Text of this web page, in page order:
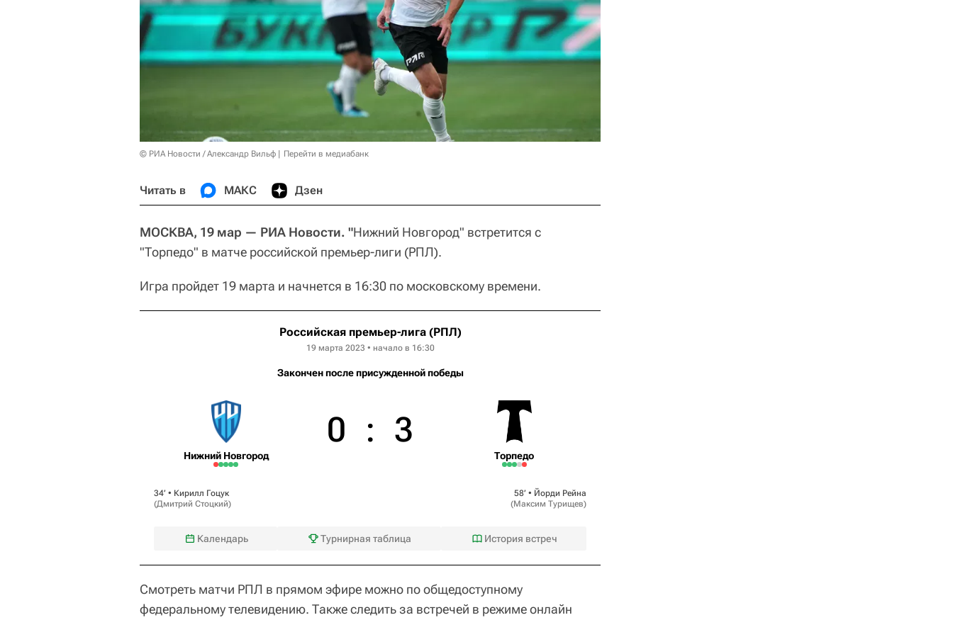
© РИА Новости / Александр Вильф Перейти в медиабанк
Читать в МАКС Дзен
МОСКВА, 19 мар — РИА Новости. "Нижний Новгород" встретится с
"Торпедо" в матче российской премьер-лиги (РПЛ).
Игра пройдет 19 марта и начнется в 16:30 по московскому времени.
Российская премьер-лига (РПЛ)
19 марта 2023 • начало в 16:30
Закончен после присужденной победы
Нижний Новгород
0 : 3
Торпедо
34‎’‎ • Кирилл Гоцук
(Дмитрий Стоцкий)
58‎’‎ • Йорди Рейна
(Максим Турищев)
Календарь Турнирная таблица История встреч
Смотреть матчи РПЛ в прямом эфире можно по общедоступному
федеральному телевидению. Также следить за встречей в режиме онлайн